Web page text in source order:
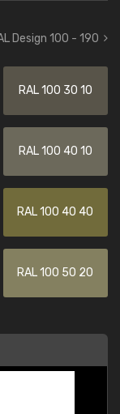
Design 100 - 190
RAL 100 30 10
RAL 100 40 10
RAL 100 40 40
RAL 100 50 20